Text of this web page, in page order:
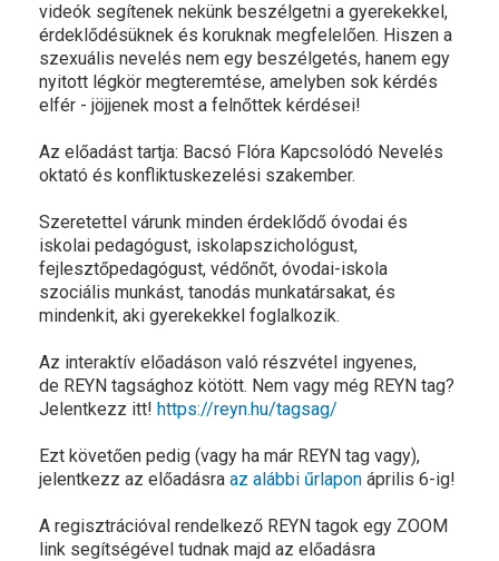
videók segítenek nekünk beszélgetni a gyerekekkel,
érdeklődésüknek és koruknak megfelelően. Hiszen a
szexuális nevelés nem egy beszélgetés, hanem egy
nyitott légkör megteremtése, amelyben sok kérdés
elfér - jöjjenek most a felnőttek kérdései!
Az előadást tartja: Bacsó Flóra Kapcsolódó Nevelés
oktató és konfliktuskezelési szakember.
Szeretettel várunk minden érdeklődő óvodai és
iskolai pedagógust, iskolapszichológust,
fejlesztőpedagógust, védőnőt, óvodai-iskola
szociális munkást, tanodás munkatársakat, és
mindenkit, aki gyerekekkel foglalkozik.
Az interaktív előadáson való részvétel ingyenes,
de REYN tagsághoz kötött. Nem vagy még REYN tag?
Jelentkezz itt! https://reyn.hu/tagsag/
Ezt követően pedig (vagy ha már REYN tag vagy),
jelentkezz az előadásra az alábbi űrlapon április 6-ig!
A regisztrációval rendelkező REYN tagok egy ZOOM
link segítségével tudnak majd az előadásra